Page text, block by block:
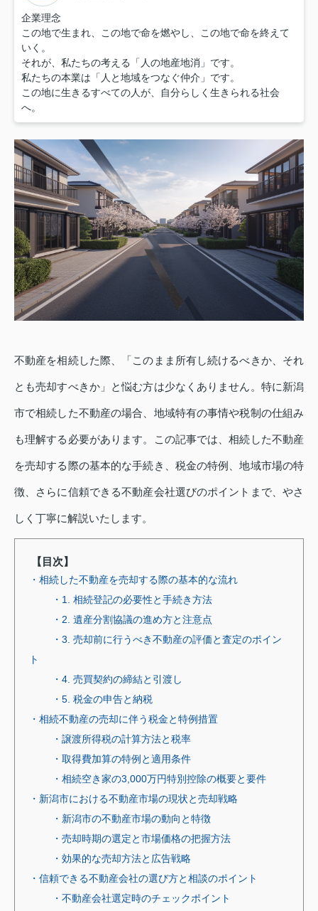
企業理念
この地で生まれ、この地で命を燃やし、この地で命を終えて
いく。
それが、私たちの考える「人の地産地消」です。
私たちの本業は「人と地域をつなぐ仲介」です。
この地に生きるすべての人が、自分らしく生きられる社会
へ。
不動産を相続した際、「このまま所有し続けるべきか、それ
とも売却すべきか」と悩む方は少なくありません。特に新潟
市で相続した不動産の場合、地域特有の事情や税制の仕組み
も理解する必要があります。この記事では、相続した不動産
を売却する際の基本的な手続き、税金の特例、地域市場の特
徴、さらに信頼できる不動産会社選びのポイントまで、やさ
しく丁寧に解説いたします。
【目次】
・相続した不動産を売却する際の基本的な流れ
・1. 相続登記の必要性と手続き方法
・2. 遺産分割協議の進め方と注意点
・3. 売却前に行うべき不動産の評価と査定のポイン
ト
・4. 売買契約の締結と引渡し
・5. 税金の申告と納税
・相続不動産の売却に伴う税金と特例措置
・譲渡所得税の計算方法と税率
・取得費加算の特例と適用条件
・相続空き家の3,000万円特別控除の概要と要件
・新潟市における不動産市場の現状と売却戦略
・新潟市の不動産市場の動向と特徴
・売却時期の選定と市場価格の把握方法
・効果的な売却方法と広告戦略
・信頼できる不動産会社の選び方と相談のポイント
・不動産会社選定時のチェックポイント